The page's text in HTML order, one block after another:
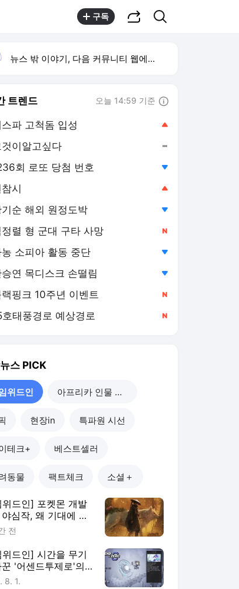
구독
뉴스 밖 이야기, 다음 커뮤니티 웹에서 보기
트렌드 오늘 14:59 기준
스파 고척돔 입성
것이알고싶다
회 로또 당첨 번호
시
기순 해외 원정도박
정렬 형 군대 구타 사망
농 소피아 활동 중단
승연 목디스크 손떨림
랙핑크 10주년 이벤트
호태풍경로 예상경로
스 PICK
위드인 아프리카 인물 열전
현장in 특파원 시선
테크+ 베스트셀러
동물 팩트체크 소셜＋
위드인] 포켓몬 개발
심작, 왜 기대에 못
전
드인] 시간을 무기
'어센드투제로'의
8. 1.